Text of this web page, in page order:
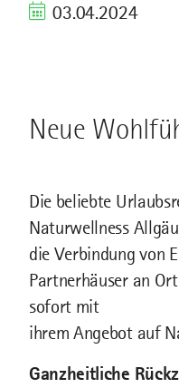
03.04.2024
Neue
Die beliebte
Naturwellness
die Verbindung von
Partnerhäuser an
sofort mit
ihrem Angebot auf
Ganzheitliche